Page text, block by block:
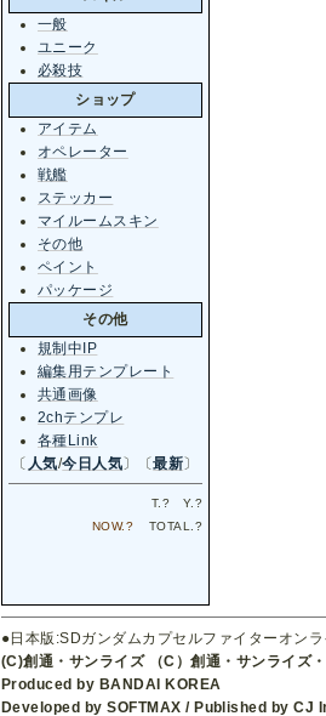
一般
ユニーク
必殺技
ショップ
アイテム
オペレーター
戦艦
ステッカー
マイルームスキン
その他
ペイント
パッケージ
その他
規制中IP
編集用テンプレート
共通画像
2chテンプレ
各種Link
〔 人気/今日人気〕〔最新〕
T. ? Y. ?
NOW.? TOTAL. ?
●日本版:SDガンダムカプセルファイターオンラ
(C)創通・サンライズ （C）創通・サンライズ
Produced by BANDAI KOREA
Developed by SOFTMAX / Published by CJ